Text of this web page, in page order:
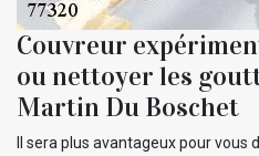
Couvreur
ou nettoyer les
Martin Du Boschet
Il sera plus avantageux pour